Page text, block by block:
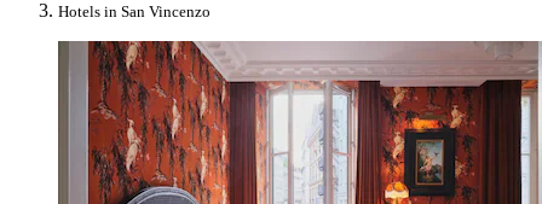
Hotels in San Vincenzo